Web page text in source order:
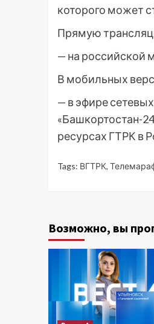
которого может
Прямую
— на российской
В мобильных
— в эфире
«Башкортостан-
ресурсах ГТРК в
Tags: ВГТРК,
Возможно, вы